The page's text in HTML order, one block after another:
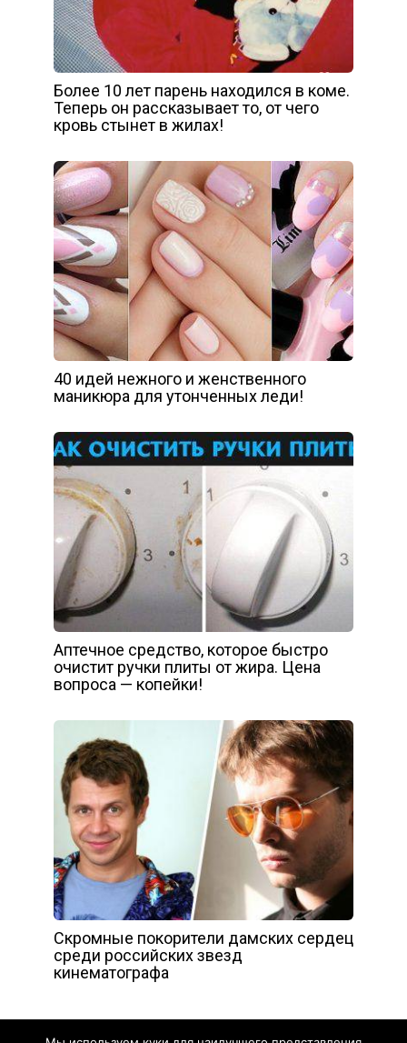
Более 10 лет парень находился в коме.
Теперь он рассказывает то, от чего
кровь стынет в жилах!
40 идей нежного и женственного
маникюра для утонченных леди!
Аптечное средство, которое быстро
очистит ручки плиты от жира. Цена
вопроса — копейки!
Скромные покорители дамских сердец
среди российских звезд
кинематографа